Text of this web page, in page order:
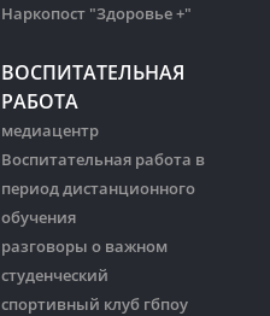
Наркопост "Здоровье +"
ВОСПИТАТЕЛЬНАЯ
РАБОТА
медиацентр
Воспитательная работа в
период дистанционного
обучения
разговоры о важном
студенческий
спортивный клуб гбпоу